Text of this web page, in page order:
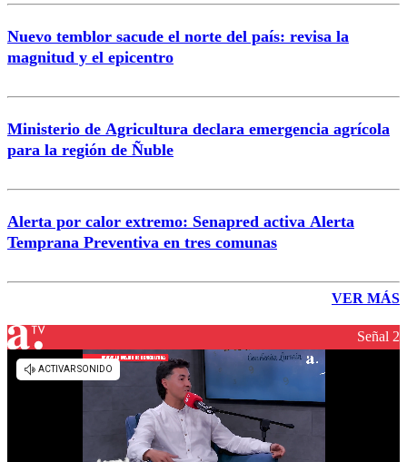
Nuevo temblor sacude el norte del país: revisa la
magnitud y el epicentro
Ministerio de Agricultura declara emergencia agrícola
para la región de Ñuble
Alerta por calor extremo: Senapred activa Alerta
Temprana Preventiva en tres comunas
VER MÁS
Señal 2